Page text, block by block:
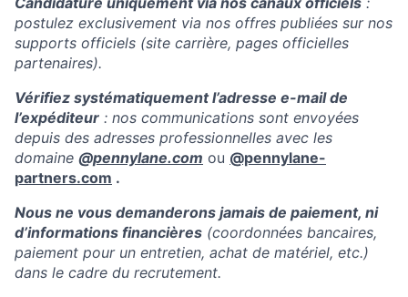
postulez exclusivement via nos offres publiées sur nos
supports officiels (site carrière, pages officielles
partenaires).
Vérifiez systématiquement l’adresse e-mail de
l’expéditeur : nos communications sont envoyées
depuis des adresses professionnelles avec les
domaine @pennylane.com ou @pennylane-
partners.com .
Nous ne vous demanderons jamais de paiement, ni
d’informations financières (coordonnées bancaires,
paiement pour un entretien, achat de matériel, etc.)
dans le cadre du recrutement.